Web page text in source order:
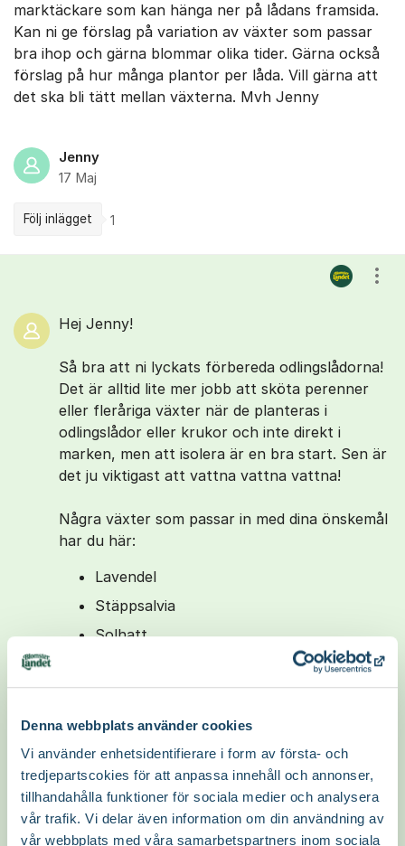
Denna webbplats använder cookies
Vi använder enhetsidentifierare i form av första- och
tredjepartscokies för att anpassa innehåll och annonser,
tillhandahålla funktioner för sociala medier och analysera
vår trafik. Vi delar även information om din användning av
vår webbplats med våra samarbetspartners inom sociala
marktäckare som kan hänga ner på lådans framsida.
Kan ni ge förslag på variation av växter som passar
bra ihop och gärna blommar olika tider. Gärna också
förslag på hur många plantor per låda. Vill gärna att
det ska bli tätt mellan växterna. Mvh Jenny
Jenny
17 Maj
Följ inlägget 1
Hej Jenny!
Så bra att ni lyckats förbereda odlingslådorna!
Det är alltid lite mer jobb att sköta perenner
eller fleråriga växter när de planteras i
odlingslådor eller krukor och inte direkt i
marken, men att isolera är en bra start. Sen är
det ju viktigast att vattna vattna vattna!
Några växter som passar in med dina önskemål
har du här:
Lavendel
Stäppsalvia
Solhatt
Malört
Kärleksört
Rosenbräcka
Aubretia
Det kommer ju sedan inte bli allt för många
plantor som kommer få plats. Jag kan då